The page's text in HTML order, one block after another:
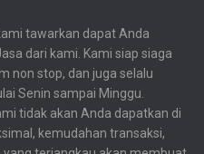
tawarkan dapat Anda
dari kami. Kami siap siaga
non stop, dan juga selalu
Senin sampai Minggu.
tidak akan Anda dapatkan di
kemudahan transaksi,